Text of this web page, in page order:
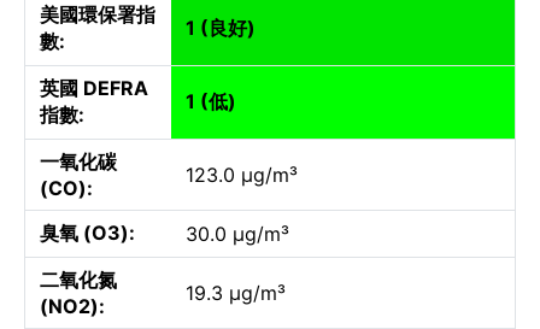
美國環保署指
數:
1 (良好)
英國 DEFRA
指數:
1 (低)
一氧化碳
(CO):
123.0 µg/m³
臭氧 (O3):
30.0 µg/m³
二氧化氮
(NO2):
19.3 µg/m³